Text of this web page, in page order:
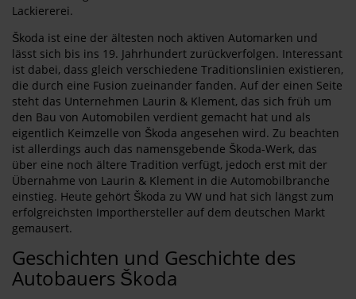
Lackiererei.
Škoda ist eine der ältesten noch aktiven Automarken und
lässt sich bis ins 19. Jahrhundert zurückverfolgen. Interessant
ist dabei, dass gleich verschiedene Traditionslinien existieren,
die durch eine Fusion zueinander fanden. Auf der einen Seite
steht das Unternehmen Laurin & Klement, das sich früh um
den Bau von Automobilen verdient gemacht hat und als
eigentlich Keimzelle von Škoda angesehen wird. Zu beachten
ist allerdings auch das namensgebende Škoda-Werk, das
über eine noch ältere Tradition verfügt, jedoch erst mit der
Übernahme von Laurin & Klement in die Automobilbranche
einstieg. Heute gehört Škoda zu VW und hat sich längst zum
erfolgreichsten Importhersteller auf dem deutschen Markt
gemausert.
Geschichten und Geschichte des
Autobauers Škoda